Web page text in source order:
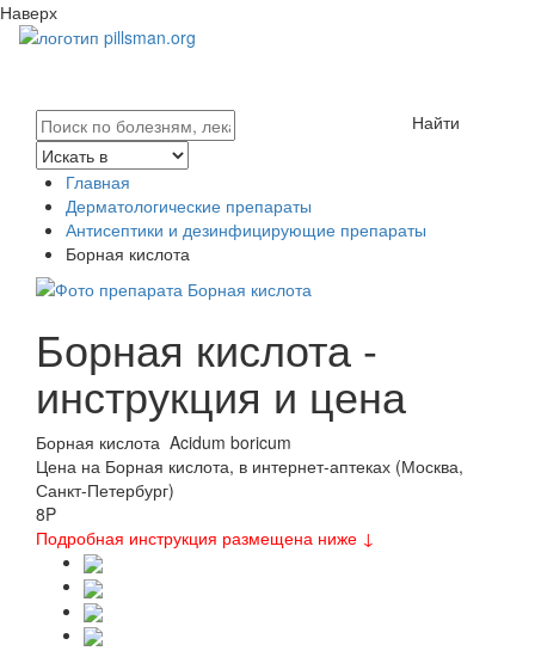
Наверх
Найти
Главная
Дерматологические препараты
Антисептики и дезинфицирующие препараты
Борная кислота
Борная кислота -
инструкция и цена
Борная кислота Acidum boricum
Цена на Борная кислота, в интернет-аптеках (Москва,
Санкт-Петербург)
8P
Подробная инструкция размещена ниже ↓